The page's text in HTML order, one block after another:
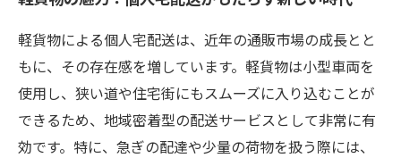
コスト効率と迅速さ：軽貨物配送の利点を探る
未来の配送サービスを支える軽貨物の可能性
軽貨物による個人宅配送は、近年の通販市場の成長とと
もに、その存在感を増しています。軽貨物は小型車両を
使用し、狭い道や住宅街にもスムーズに入り込むことが
できるため、地域密着型の配送サービスとして非常に有
効です。特に、急ぎの配達や少量の荷物を扱う際には、